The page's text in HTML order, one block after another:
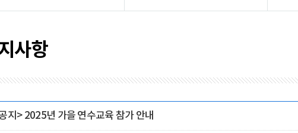
사항
지> 2025년 가을 연수교육 참가 안내